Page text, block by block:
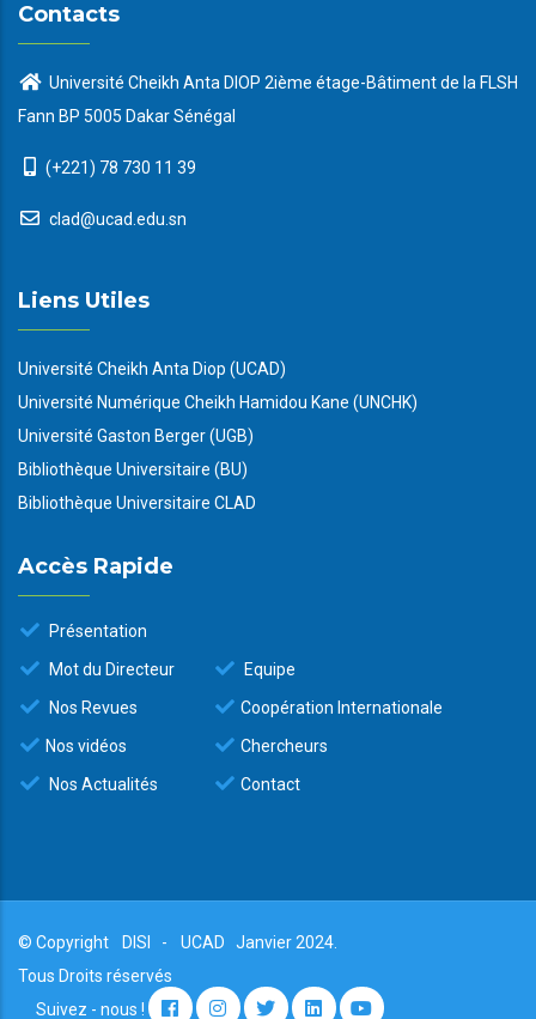
Contacts
Université Cheikh Anta DIOP 2ième étage-Bâtiment de la FLSH
Fann BP 5005 Dakar Sénégal
(+221) 78 730 11 39
clad@ucad.edu.sn
Liens Utiles
Université Cheikh Anta Diop (UCAD)
Université Numérique Cheikh Hamidou Kane (UNCHK)
Université Gaston Berger (UGB)
Bibliothèque Universitaire (BU)
Bibliothèque Universitaire CLAD
Accès Rapide
Présentation
Mot du Directeur
Nos Revues
Nos vidéos
Nos Actualités
Equipe
Coopération Internationale
Chercheurs
Contact
© Copyright DISI - UCAD
Janvier 2024.
Tous Droits réservés
Suivez - nous !